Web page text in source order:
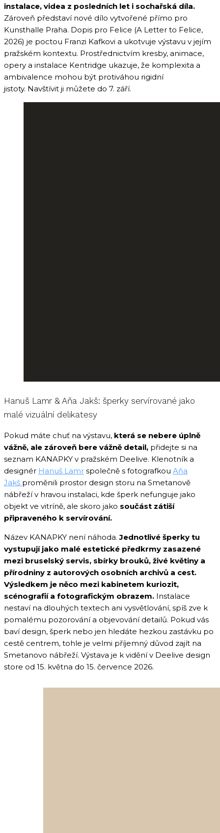
instalace, videa z posledních let i sochařská díla.
Zároveň představí nové dílo vytvořené přímo pro
Kunsthalle Praha. Dopis pro Felice (A Letter to Felice,
2026) je poctou Franzi Kafkovi a ukotvuje výstavu v jejím
pražském kontextu. Prostřednictvím kresby, animace,
opery a instalace Kentridge ukazuje, že komplexita a
ambivalence mohou být protiváhou rigidní
jistoty. Navštívit ji můžete do 7. září.
Hanuš Lamr & Aňa Jakš: šperky servírované jako
malé vizuální delikatesy
Pokud máte chuť na výstavu, která se nebere úplně
vážně, ale zároveň bere vážně detail, přidejte si na
seznam KANAPKY v pražském Deelive. Klenotník a
designér Hanuš Lamr společně s fotografkou Aňa
Jakš proměnili prostor design storu na Smetanově
nábřeží v hravou instalaci, kde šperk nefunguje jako
objekt ve vitríně, ale skoro jako součást zátiší
připraveného k servírování.
Název KANAPKY není náhoda.Jednotlivé šperky tu
vystupují jako malé estetické předkrmy zasazené
mezi bruselský servis, sbírky brouků, živé květiny a
přírodniny z autorových osobních archivů a cest.
Výsledkem je něco mezi kabinetem kuriozit,
scénografií a fotografickým obrazem. Instalace
nestaví na dlouhých textech ani vysvětlování, spíš zve k
pomalému pozorování a objevování detailů. Pokud vás
baví design, šperk nebo jen hledáte hezkou zastávku po
cestě centrem, tohle je velmi příjemný důvod zajít na
Smetanovo nábřeží. Výstava je k vidění v Deelive design
store od 15. května do 15. července 2026.